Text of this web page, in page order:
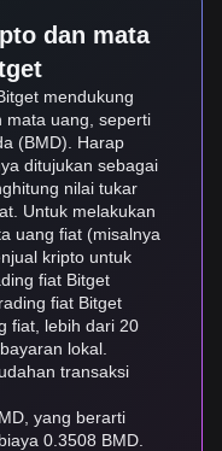
dan mata
mendukung
mata uang, seperti
(BMD). Harap
ditujukan sebagai
nilai tukar
Untuk melakukan
uang fiat (misalnya
kripto untuk
fiat Bitget
fiat Bitget
fiat, lebih dari 20
lokal.
transaksi
yang berarti
0.3508 BMD.